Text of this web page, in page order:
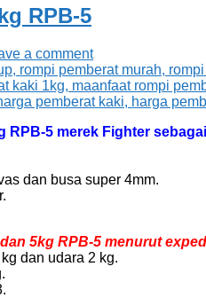
RPB-5
a comment
RPB-5 merek Fighter
dan busa super 4mm.
5kg RPB-5 menurut
dan udara 2 kg.